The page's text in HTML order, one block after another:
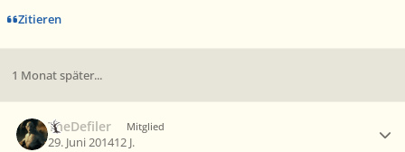
Zitieren
1 Monat später...
TheDefiler Mitglied
29. Juni 201412 J.